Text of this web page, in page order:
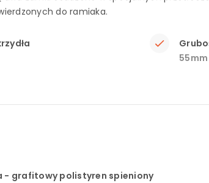
do ramiaka.
- grafitowy polistyren spieniony